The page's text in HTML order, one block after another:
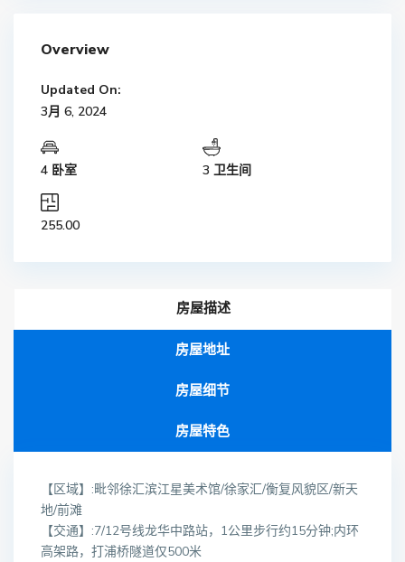
Overview
Updated On:
3月 6, 2024
4 卧室 3 卫生间
255.00
房屋描述
房屋地址
房屋细节
房屋特色
【区域】:毗邻徐汇滨江星美术馆/徐家汇/衡复风貌区/新天
地/前滩
【交通】:7/12号线龙华中路站，1公里步行约15分钟;内环
高架路，打浦桥隧道仅500米